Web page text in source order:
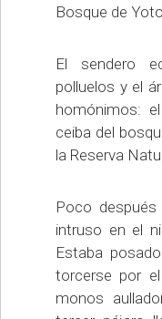
Bosque de
El sendero
polluelos y el
homónimos:
ceiba del
la Reserva
Poco
intruso en el
Estaba
torcerse por
monos